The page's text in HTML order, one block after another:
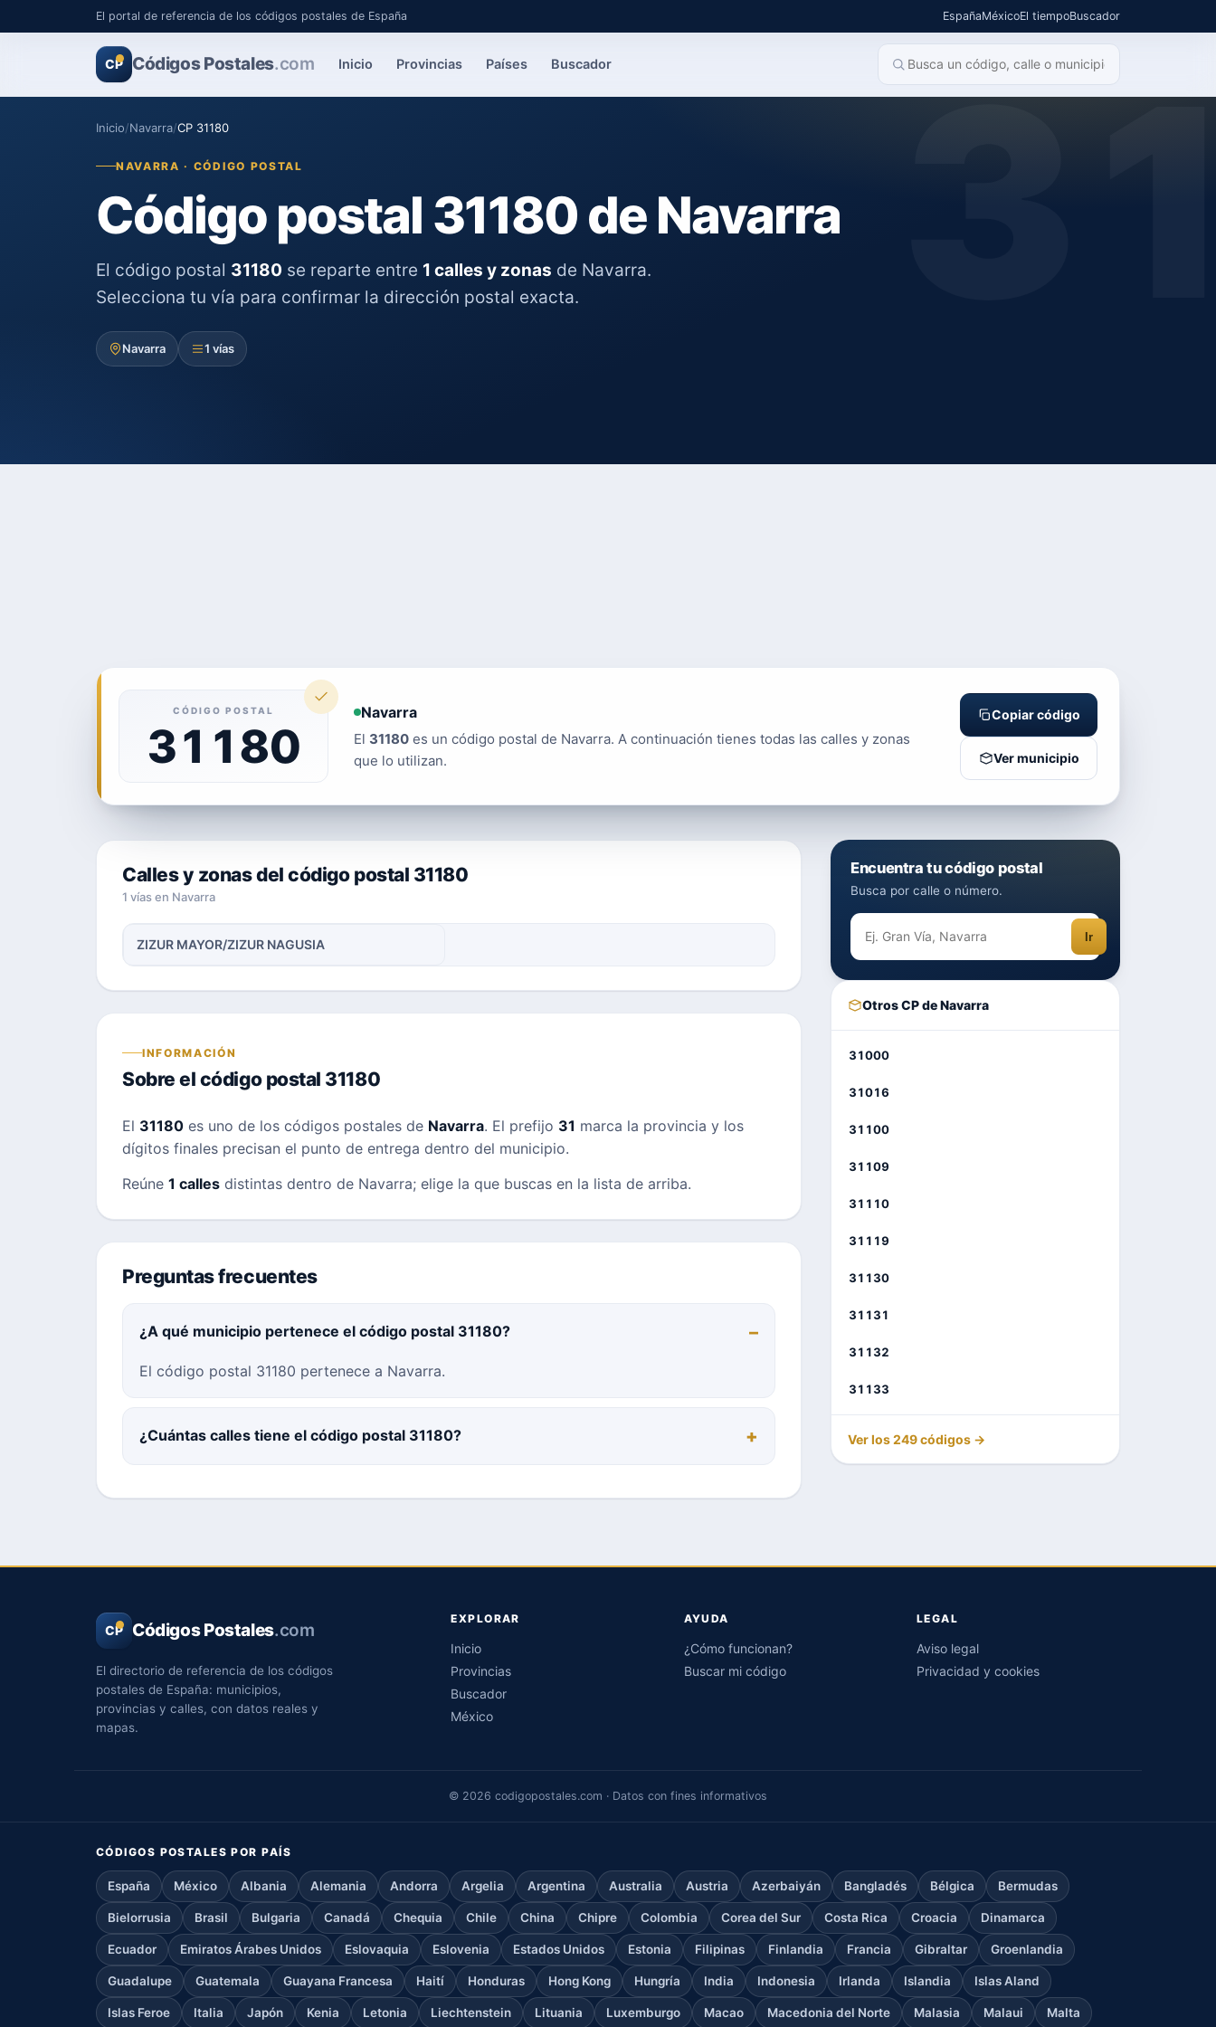
El portal de referencia de los códigos postales de España EspañaMéxicoEl tiempoBuscador
CP Códigos Postales.com Inicio Provincias Países Buscador
Inicio/Navarra/CP 31180
NAVARRA · CÓDIGO POSTAL
Código postal 31180 de Navarra
El código postal 31180 se reparte entre 1 calles y zonas de Navarra.
Selecciona tu vía para confirmar la dirección postal exacta.
Navarra 1 vías
CÓDIGO POSTAL
31180
Navarra
El 31180 es un código postal de Navarra. A continuación tienes todas las calles y zonas
que lo utilizan.
Copiar código
Ver municipio
Calles y zonas del código postal 31180
1 vías en Navarra
ZIZUR MAYOR/ZIZUR NAGUSIA
INFORMACIÓN
Sobre el código postal 31180
El 31180 es uno de los códigos postales de Navarra. El prefijo 31 marca la provincia y los
dígitos finales precisan el punto de entrega dentro del municipio.
Reúne 1 calles distintas dentro de Navarra; elige la que buscas en la lista de arriba.
Preguntas frecuentes
¿A qué municipio pertenece el código postal 31180?
El código postal 31180 pertenece a Navarra.
¿Cuántas calles tiene el código postal 31180?
Encuentra tu código postal
Busca por calle o número.
Ir
Otros CP de Navarra
31000
31016
31100
31109
31110
31119
31130
31131
31132
31133
Ver los 249 códigos →
CP Códigos Postales.com
El directorio de referencia de los códigos
postales de España: municipios,
provincias y calles, con datos reales y
mapas.
EXPLORAR
Inicio
Provincias
Buscador
México
AYUDA
¿Cómo funcionan?
Buscar mi código
LEGAL
Aviso legal
Privacidad y cookies
© 2026 codigopostales.com · Datos con fines informativos
CÓDIGOS POSTALES POR PAÍS
España México Albania Alemania Andorra Argelia Argentina Australia Austria Azerbaiyán Bangladés Bélgica Bermudas
Bielorrusia Brasil Bulgaria Canadá Chequia Chile China Chipre Colombia Corea del Sur Costa Rica Croacia Dinamarca
Ecuador Emiratos Árabes Unidos Eslovaquia Eslovenia Estados Unidos Estonia Filipinas Finlandia Francia Gibraltar Groenlandia
Guadalupe Guatemala Guayana Francesa Haití Honduras Hong Kong Hungría India Indonesia Irlanda Islandia Islas Aland
Islas Feroe Italia Japón Kenia Letonia Liechtenstein Lituania Luxemburgo Macao Macedonia del Norte Malasia Malaui Malta